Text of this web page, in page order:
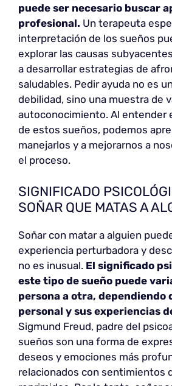
puede ser necesario buscar
profesional. Un terapeuta
interpretación de los sueños
explorar las causas
a desarrollar estrategias de
saludables. Pedir ayuda no es
debilidad, sino una muestra de
autoconocimiento. Al entender
de estos sueños, podemos
manejarlos y a mejorarnos a
el proceso.
SIGNIFICADO
SOÑAR QUE MATAS A
Soñar con matar a alguien
experiencia perturbadora y
no es inusual. El significado
este tipo de sueño puede
persona a otra, dependiendo
personal y sus experiencias
Sigmund Freud, padre del
sueños son una forma de
deseos y emociones más
relacionados con sentimientos